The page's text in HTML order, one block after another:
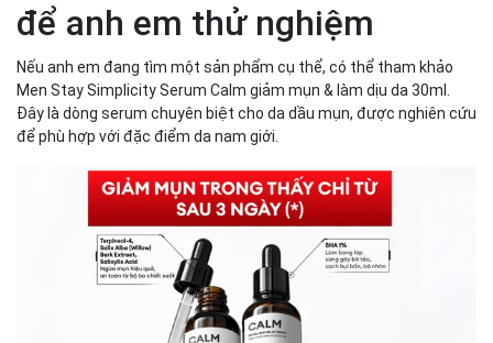
để anh em thử nghiệm
Nếu anh em đang tìm một sản phẩm cụ thể, có thể tham khảo
Men Stay Simplicity Serum Calm giảm mụn & làm dịu da 30ml.
Đây là dòng serum chuyên biệt cho da dầu mụn, được nghiên cứu
để phù hợp với đặc điểm da nam giới.